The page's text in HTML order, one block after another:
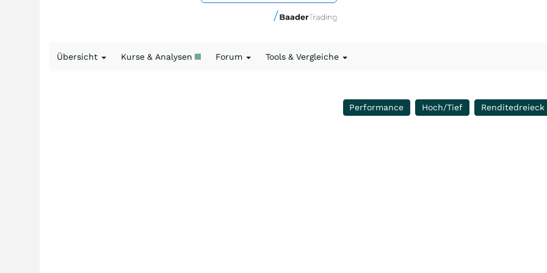
Übersicht Kurse & Analysen Forum Tools & Vergleiche
Performance Hoch/Tief Renditedreieck